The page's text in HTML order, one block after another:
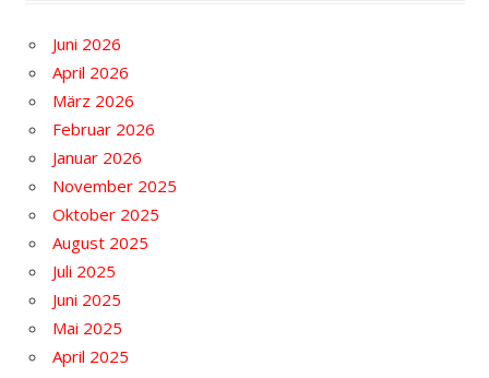
Juni 2026
April 2026
März 2026
Februar 2026
Januar 2026
November 2025
Oktober 2025
August 2025
Juli 2025
Juni 2025
Mai 2025
April 2025